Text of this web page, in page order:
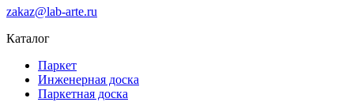
zakaz@lab-arte.ru
Каталог
Паркет
Инженерная доска
Паркетная доска